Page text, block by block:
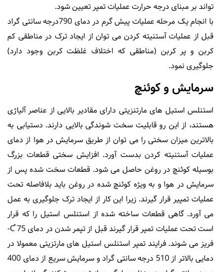
تواند بر مبنای درجه حرارت عملیات تمپر تعیین شود.
با انجام یک مرحله عملیات پیش گرم در دمای 790درجه سانتی گراد
قبل از عملیات آستنیته کردن می توان از ایجاد ترک در مناطقی کم
کربن و پر کربن (مناطقی که اختلاف غلظت کربن وجود دارد)
جلوگیری نمود.
سرمایش و کوئنچ
استنلس استیل های مارتنزیتی دارای مقادیر بالایی از عناصر آلیاژی
هستند، از این رو قابلیت سخت شوندگی بالایی دارند. دستیابی به
بالاترین میزان سختی را می توان از طریق سرمایش در هوا از دمای
عملیات آستنیته کردن بدست آورد. افزایش سختی قطعات بزرگ
بوسیله کوئنچ در روغن حاصل می شود. قطعات سخت شده پس از
سرمایش در هوا و به ویژه کوئنچ شده در روغن باید بلافاصله تحت
عملیات تمپیر قرار گیرند. زیرا این کار از ایجاد ترک جلوگیری به عمل
می آورد. گاهی قطعات ساخته شده از استنلس استیل را که قرار
است تحت عملیات تمپر قرار گیرند قبل از تپمر شدن در دمای C֯ 75-
فریز می شوند. فرایند تمپر استنلس استیل های مارتزیتی معمولا در
دمایی بالاتر از 510 درجه سانتی گراد و سرمایش سریع از دمای 400